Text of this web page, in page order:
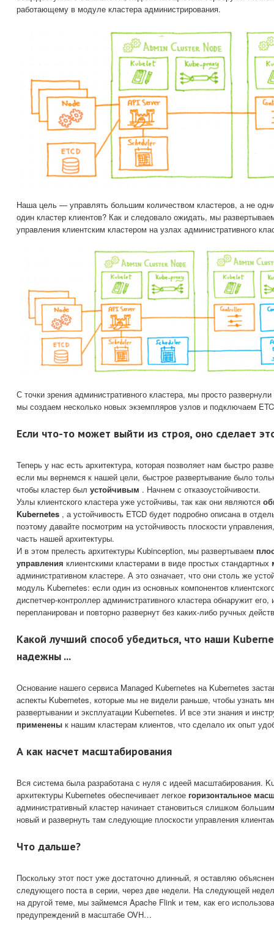
работающему в модуле кластера администрирования.
Наша цель — управлять большим количеством кластеров, а не
один кластер клиентов? Как и следовало ожидать, мы
управления клиентским кластером на узлах административного
С точки зрения административного кластера, мы просто
мы создаем несколько новых экземпляров узлов и подключаем
Если что-то может выйти из строя, оно сделает
Теперь у нас есть архитектура, которая позволяет нам быстро
если мы вернемся к нашей цели, быстрое развертывание было
чтобы кластер был устойчивым . Начнем с отказоустойчивости.
Узлы клиентского кластера уже устойчивы, так как они являются
Kubernetes , а устойчивость ETCD будет подробно описана в
поэтому давайте посмотрим на устойчивость плоскости
часть нашей архитектуры.
И в этом прелесть архитектуры Kubinception, мы развертываем
управления клиентскими кластерами в виде простых стандартных
административном кластере. А это означает, что они столь же
модуль Kubernetes: если один из основных компонентов
диспетчер-контроллер административного кластера обнаружит
перепланирован и повторно развернут без каких-либо ручных
Какой лучший способ убедиться, что наши
надежны ...
Основание нашего сервиса Managed Kubernetes на Kubernetes
аспекты Kubernetes, которые мы не видели раньше, чтобы узнать
развертывании и эксплуатации Kubernetes. И все эти знания и
применены к нашим кластерам клиентов, что сделало их опыт
А как насчет масштабирования
Вся система была разработана с нуля с идеей масштабирования.
архитектуры Kubernetes обеспечивает легкое горизонтальное
административный кластер начинает становиться слишком
новый и развернуть там следующие плоскости управления
Что дальше?
Поскольку этот пост уже достаточно длинный, я оставляю
следующего поста в серии, через две недели. На следующей
на другой теме, мы займемся Apache Flink и тем, как его
предупреждений в масштабе OVH…